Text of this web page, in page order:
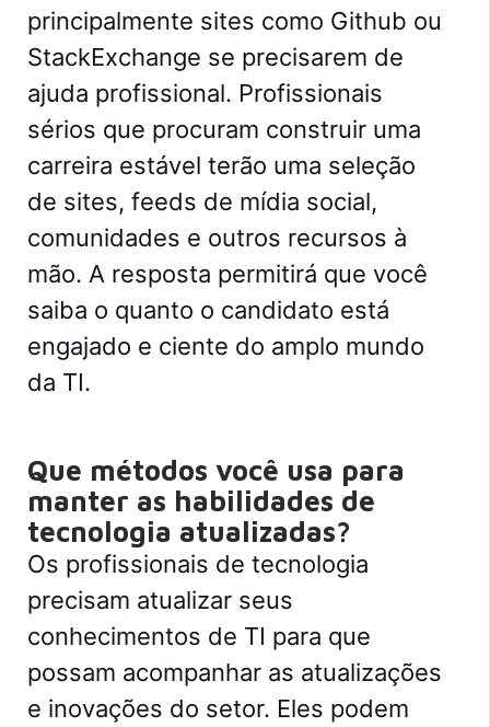
principalmente sites como Github ou
StackExchange se precisarem de
ajuda profissional. Profissionais
sérios que procuram construir uma
carreira estável terão uma seleção
de sites, feeds de mídia social,
comunidades e outros recursos à
mão. A resposta permitirá que você
saiba o quanto o candidato está
engajado e ciente do amplo mundo
da TI.
Que métodos você usa para
manter as habilidades de
tecnologia atualizadas?
Os profissionais de tecnologia
precisam atualizar seus
conhecimentos de TI para que
possam acompanhar as atualizações
e inovações do setor. Eles podem